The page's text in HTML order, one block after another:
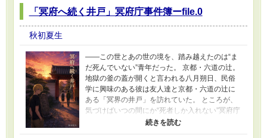
「冥府へ続く井戸」冥府庁事件簿ーfile.0
秋初夏生
——この世とあの世の境を、踏み越えたのは“ま
だ死んでいない”青年だった。 京都・六道の辻。
地獄の釜の蓋が開くと言われる八月朔日、民俗
学に興味のある彼は友人達と京都・六道の辻に
ある「冥界の井戸」を訪れていた。 ところが、
気づけばいつの間にか“死者しか入れない”冥府庁
へと迷い込んでしまう——。 確かに生きている
のに、死んだ記録も生きた記録も冥府庁のデー